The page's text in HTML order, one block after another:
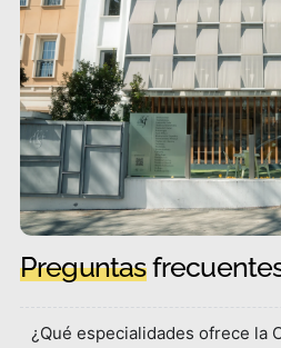
Preguntas
¿Qué especialidades ofrece la